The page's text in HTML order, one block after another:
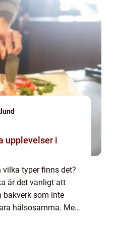
upplevelser i
typer finns det?
är det vanligt att
bakverk som inte
hälsosamma. Men